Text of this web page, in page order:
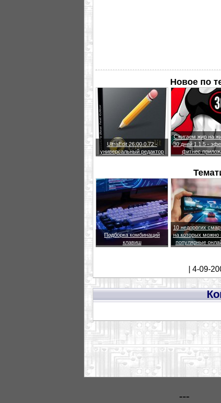
Новое по
UltraEdit 26.00.0.72 -
универсальный редактор
Сжигаем жир на
30 дней 1.1.5 -
фитнес
Подборка комбинаций
клавиш
10 недорогих
на которых можно
популярные
| 4-09-
---